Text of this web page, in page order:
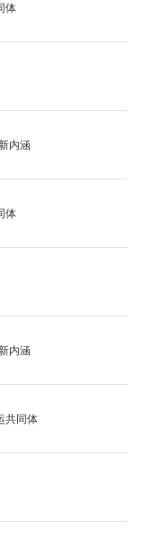
体
内涵
体
内涵
共同体